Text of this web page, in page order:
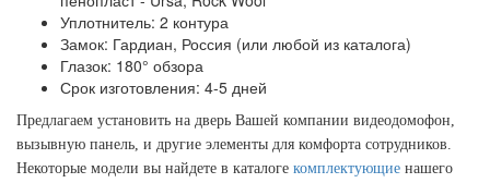
Уплотнитель: 2 контура
Замок: Гардиан, Россия (или любой из каталога)
Глазок: 180° обзора
Срок изготовления: 4-5 дней
Предлагаем установить на дверь Вашей компании видеодомофон,
вызывную панель, и другие элементы для комфорта сотрудников.
Некоторые модели вы найдете в каталоге комплектующие нашего